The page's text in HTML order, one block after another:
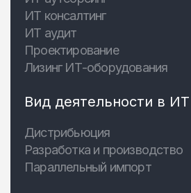
ИТ консалтинг
ИТ аудит
Проектирование
Лизинг ИТ-оборудования
Вид деятельности в ИТ
Дистрибьюция
Разработка и производство
Параллельный импорт